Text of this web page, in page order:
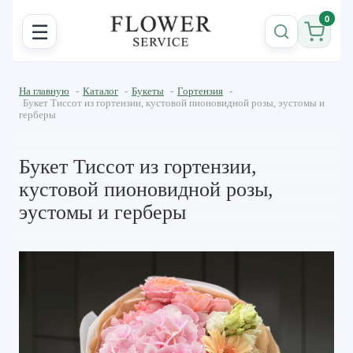
☰ 0
На главную - Каталог - Букеты - Гортензия -
Букет Тиссот из гортензии, кустовой пионовидной розы, эустомы и
герберы
Букет Тиссот из гортензии,
кустовой пионовидной розы,
эустомы и герберы